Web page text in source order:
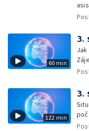
60 min
3.
122 min
3.